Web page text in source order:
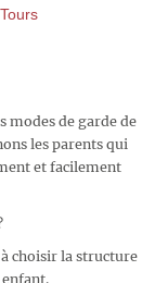
modes de garde de
les parents qui
et facilement
choisir la structure